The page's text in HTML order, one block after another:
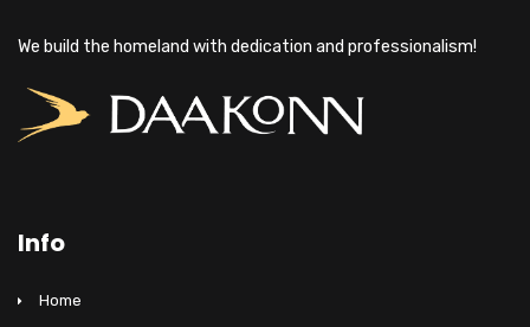
We build the homeland with dedication and professionalism!
Info
Home